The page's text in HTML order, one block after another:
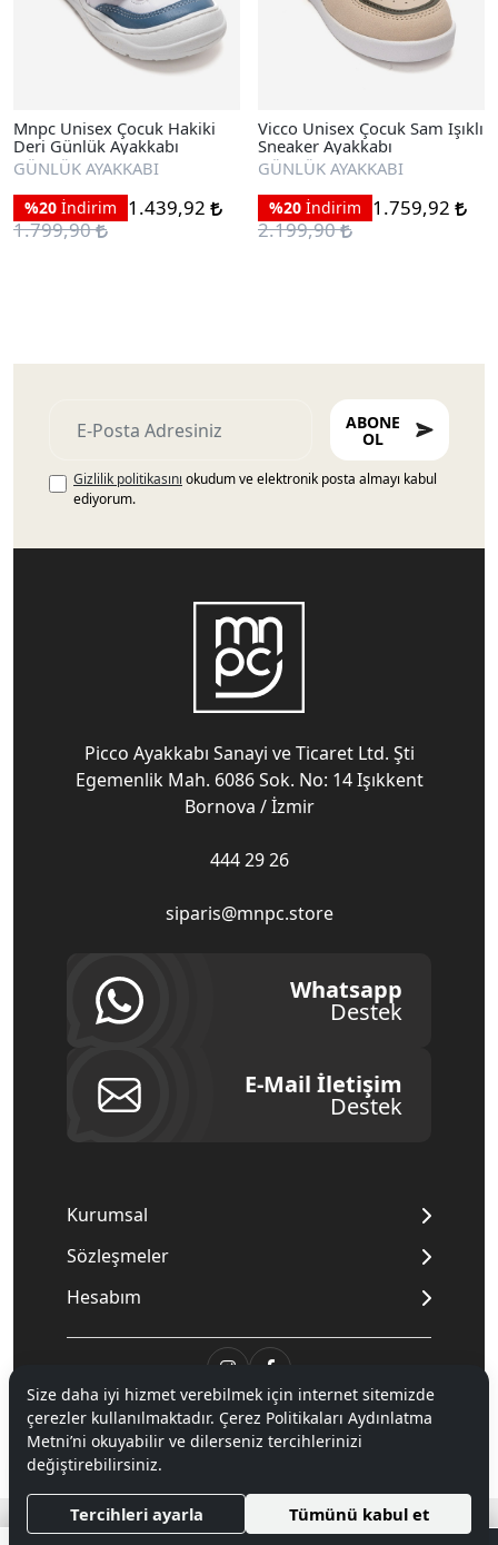
Mnpc Unisex Çocuk Hakiki
Deri Günlük Ayakkabı
GÜNLÜK AYAKKABI
%20 İndirim
1.439,92
1.799,90
Vicco Unisex Çocuk Sam Işıklı
Sneaker Ayakkabı
GÜNLÜK AYAKKABI
%20 İndirim
1.759,92
2.199,90
ABONE
OL
Gizlilik politikasını okudum ve elektronik posta almayı kabul
ediyorum.
Picco Ayakkabı Sanayi ve Ticaret Ltd. Şti
Egemenlik Mah. 6086 Sok. No: 14 Işıkkent
Bornova / İzmir
444 29 26
siparis@mnpc.store
Whatsapp
Destek
E-Mail İletişim
Destek
Kurumsal
Sözleşmeler
Hesabım
© 2020Mnpc. Tüm hakları saklıdır.
Hipotenüs Yeni Nesil E-Ticaret Sistemleri ile Hazırlanmıştır.
Size daha iyi hizmet verebilmek için internet sitemizde
çerezler kullanılmaktadır. Çerez Politikaları Aydınlatma
Metni’ni okuyabilir ve dilerseniz tercihlerinizi
değiştirebilirsiniz.
Tercihleri ayarla Tümünü kabul et